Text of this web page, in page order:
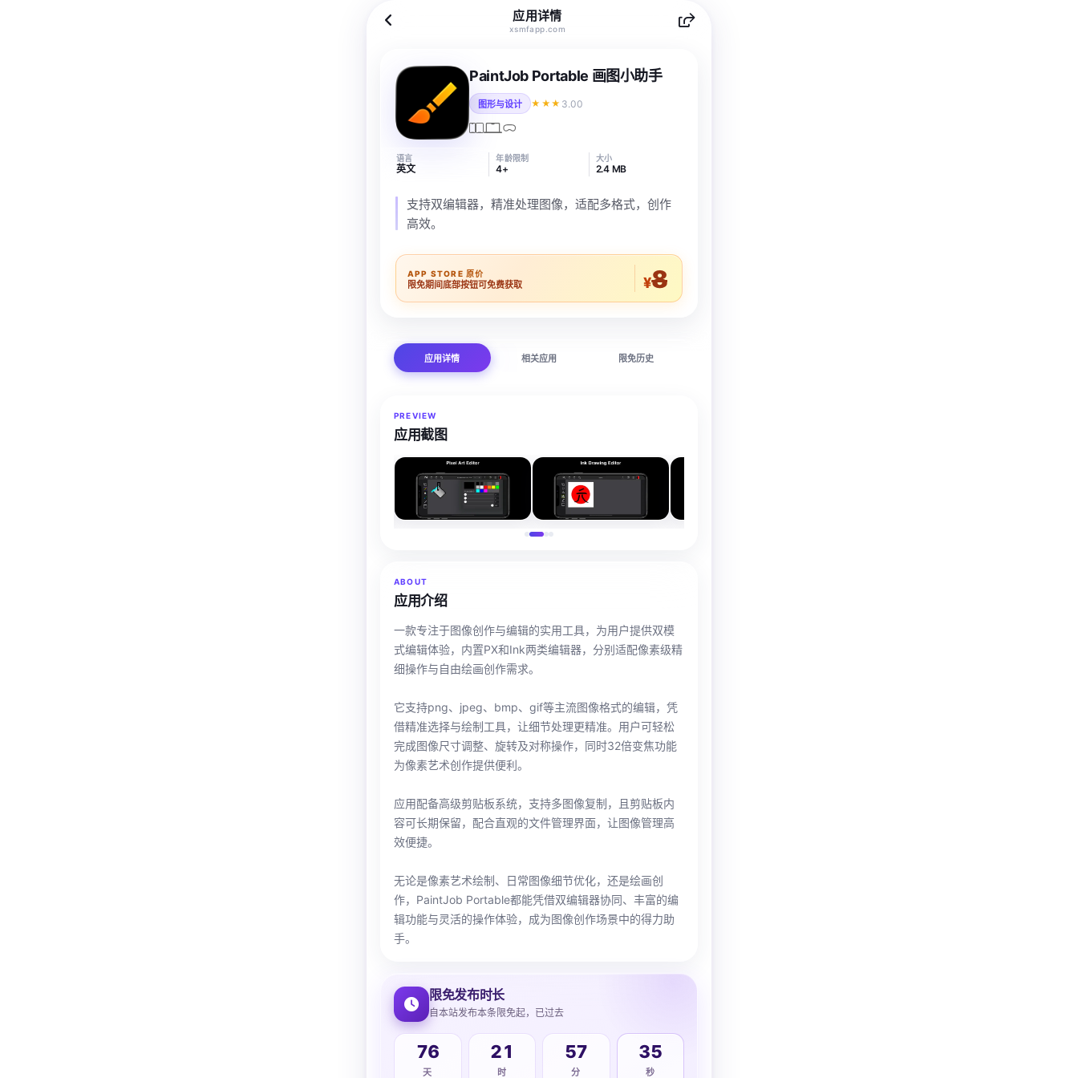
应用详情
xsmfapp.com
PaintJob Portable 画图小助手
图形与设计 ★★★ 3.00
语言
英文
年龄限制
4+
大小
2.4 MB
支持双编辑器，精准处理图像，适配多格式，创作
高效。
APP STORE 原价
限免期间底部按钮可免费获取 ¥8
应用详情 相关应用 限免历史
PREVIEW
应用截图
ABOUT
应用介绍
一款专注于图像创作与编辑的实用工具，为用户提供双模
式编辑体验，内置PX和Ink两类编辑器，分别适配像素级精
细操作与自由绘画创作需求。
它支持png、jpeg、bmp、gif等主流图像格式的编辑，凭
借精准选择与绘制工具，让细节处理更精准。用户可轻松
完成图像尺寸调整、旋转及对称操作，同时32倍变焦功能
为像素艺术创作提供便利。
应用配备高级剪贴板系统，支持多图像复制，且剪贴板内
容可长期保留，配合直观的文件管理界面，让图像管理高
效便捷。
无论是像素艺术绘制、日常图像细节优化，还是绘画创
作，PaintJob Portable都能凭借双编辑器协同、丰富的编
辑功能与灵活的操作体验，成为图像创作场景中的得力助
手。
限免发布时长
自本站发布本条限免起，已过去
76
天
21
时
57
分
36
秒